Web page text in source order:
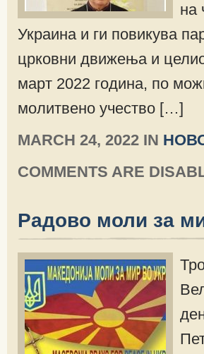
на
Украина и ги повикува
црковни движења и
март 2022 година, по
молитвено учество […]
MARCH 24, 2022 IN
COMMENTS ARE
Радово моли за